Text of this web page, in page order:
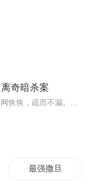
奇暗杀案
最强撒旦